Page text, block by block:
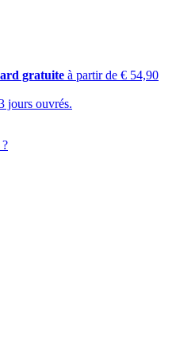
gratuite à partir de € 54,90
jours ouvrés.